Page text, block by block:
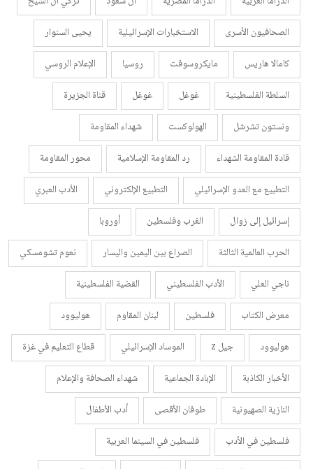
الصحافيون الأسرى
الاستخبارات الإسرائيلية
يحيى السنوار
كامالا هاريس
مايكروسوفت روسيا
الإعلام الروسي
السلطة الفلسطينية
غوغل غوغل
قناة الجزيرة
ونستون تشرشل
الهولوكست
شهداء المقاومة
قادة المقاومة الشهداء
رد المقاومة الإسلامية
محور المقاومة
التطبيع مع العدو الإسرائيلي
التطبيع الإلكتروني
الأدب العبري
إسرائيل إلى زوال
الغرب وفلسطين
أوروبا
الحرب العالمية الثالثة
الصراع بين اليمين واليسار
نعوم تشومسكي
ناجي العلي
الأدب الفلسطيني
القضية الفلسطينية
معرض الكتاب
فلسطين لبنان المقاوم
هوليوود
هوليوود
جيل z الموساد الإسرائيلي
قطاع التعليم في غزة
الأخبار الكاذبة
الإبادة الجماعية
شهداء الصحافة والإعلام
النازية الصهيونية
طوفان الأقصى
أدب الأطفال
فلسطين في الأدب
فلسطين في السينما العربية